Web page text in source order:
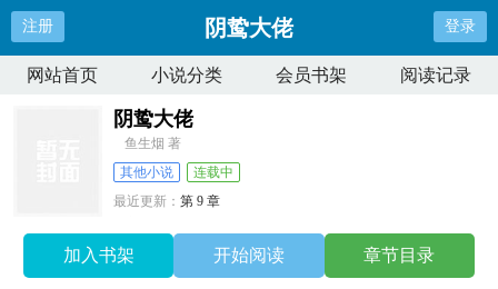
注册 阴鸷大佬 登录
网站首页 小说分类 会员书架 阅读记录
阴鸷大佬
鱼生烟 著
其他小说
连载中
最近更新：第 9 章
加入书架 开始阅读 章节目录